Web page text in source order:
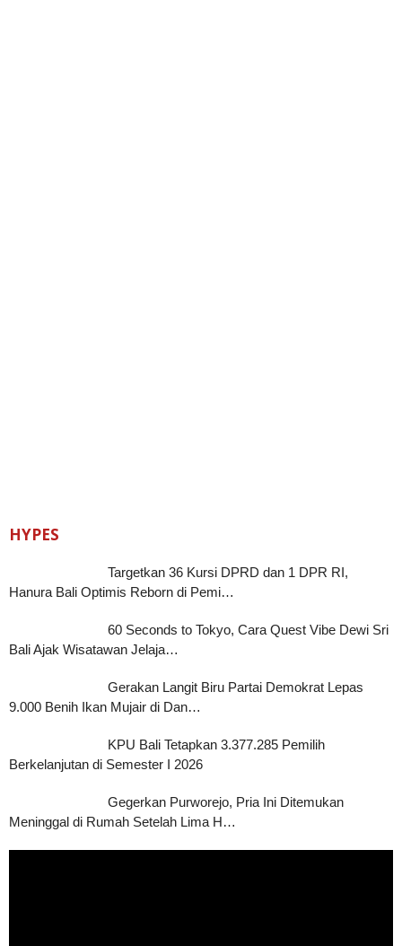
HYPES
Targetkan 36 Kursi DPRD dan 1 DPR RI,
Hanura Bali Optimis Reborn di Pemi…
60 Seconds to Tokyo, Cara Quest Vibe Dewi Sri
Bali Ajak Wisatawan Jelaja…
Gerakan Langit Biru Partai Demokrat Lepas
9.000 Benih Ikan Mujair di Dan…
KPU Bali Tetapkan 3.377.285 Pemilih
Berkelanjutan di Semester I 2026
Gegerkan Purworejo, Pria Ini Ditemukan
Meninggal di Rumah Setelah Lima H…